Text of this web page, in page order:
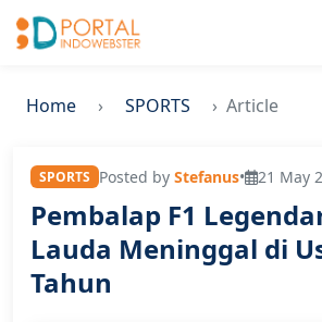
Home SPORTS Article
SPORTS Posted by Stefanus• 21 May
Pembalap F1
Lauda Meninggal di
Tahun